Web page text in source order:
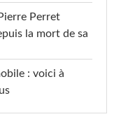
Perret
la mort de sa
: voici à